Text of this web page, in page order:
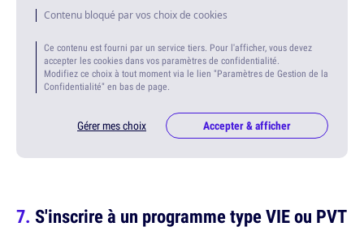
Contenu bloqué par vos choix de cookies
Ce contenu est fourni par un service tiers. Pour l'afficher, vous devez
accepter les cookies dans vos paramètres de confidentialité.
Modifiez ce choix à tout moment via le lien "Paramètres de Gestion de la
Confidentialité" en bas de page.
Gérer mes choix Accepter & afficher
S'inscrire à un programme type VIE ou PVT